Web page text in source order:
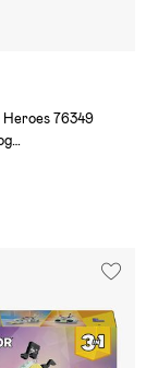
76349